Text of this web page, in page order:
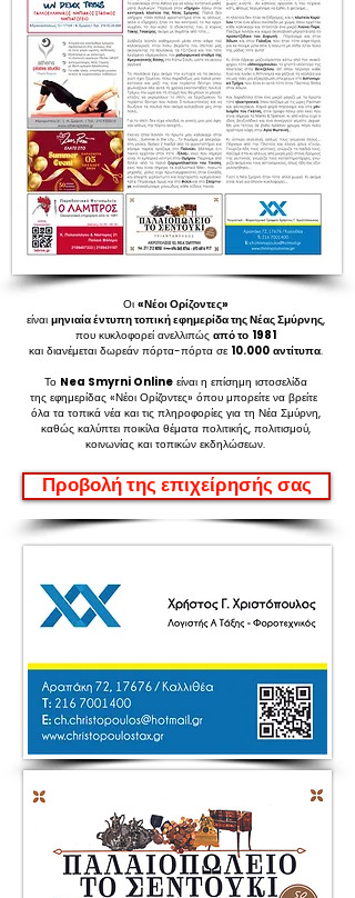
Οι «Νέοι Ορίζοντες»
είναι μηνιαία έντυπη τοπική εφημερίδα της Νέας Σμύρνης,
που κυκλοφορεί ανελλιπώς από το 1981
και διανέμεται δωρεάν πόρτα-πόρτα σε 10.000 αντίτυπα.
Το Nea Smyrni Onlineείναι η επίσημη ιστοσελίδα
της εφημερίδας «Νέοι Ορίζοντες» όπου μπορείτε να βρείτε
όλα τα τοπικά νέα και τις πληροφορίες για τη Νέα Σμύρνη,
καθώς καλύπτει ποικίλα θέματα πολιτικής, πολιτισμού,
κοινωνίας και τοπικών εκδηλώσεων.
Προβολή της επιχείρησής σας